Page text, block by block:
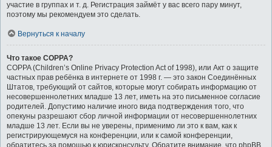
участие в группах и т. д. Регистрация займёт у вас всего пару минут,
поэтому мы рекомендуем это сделать.
Вернуться к началу
Что такое COPPA?
COPPA (Children’s Online Privacy Protection Act of 1998), или Акт о защите
частных прав ребёнка в интернете от 1998 г. — это закон Соединённых
Штатов, требующий от сайтов, которые могут собирать информацию от
несовершеннолетних младше 13 лет, иметь на это письменное согласие
родителей. Допустимо наличие иного вида подтверждения того, что
опекуны разрешают сбор личной информации от несовершеннолетних
младше 13 лет. Если вы не уверены, применимо ли это к вам, как к
регистрирующемуся на конференции, или к самой конференции,
обратитесь за помощью к юрисконсульту. Обратите внимание, что phpBB